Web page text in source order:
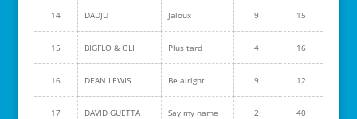
14 DADJU Jaloux 9 15
15 BIGFLO & OLI Plus tard 4 16
16 DEAN LEWIS Be alright 9 12
17
DAVID GUETTA
Say my name 2 40